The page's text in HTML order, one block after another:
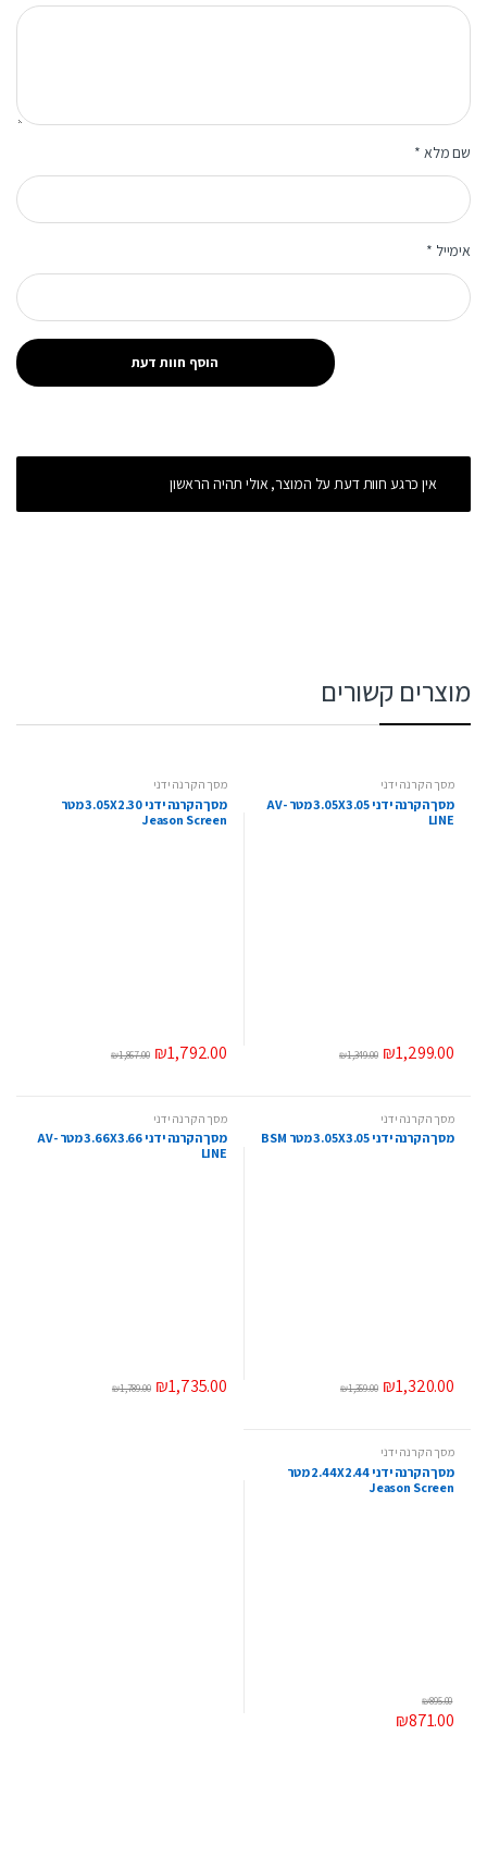
שם מלא *
אימייל *
אין כרגע חוות דעת על המוצר, אולי תהיה הראשון
מוצרים קשורים
מסך הקרנה ידני
מסך הקרנה ידני 3.05X3.05 מטר AV-
LINE
₪1,299.00
₪1,349.00
מסך הקרנה ידני
מסך הקרנה ידני 3.05X2.30 מטר
Jeason Screen
₪1,792.00
₪1,867.00
מסך הקרנה ידני
מסך הקרנה ידני 3.05X3.05 מטר BSM
₪1,320.00
₪1,359.00
מסך הקרנה ידני
מסך הקרנה ידני 3.66X3.66 מטר AV-
LINE
₪1,735.00
₪1,789.00
מסך הקרנה ידני
מסך הקרנה ידני 2.44X2.44 מטר
Jeason Screen
₪871.00
₪895.00